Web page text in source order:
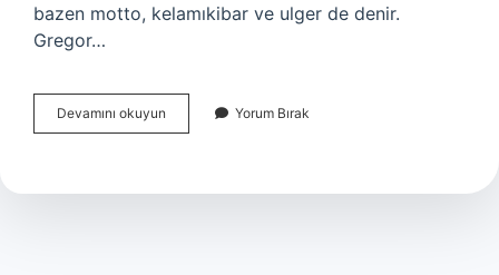
bazen motto, kelamıkibar ve ulger de denir.
Gregor…
Devamını okuyun Aforizmalar
Ne
Yorum Bırak